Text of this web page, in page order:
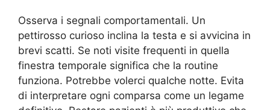
Osserva i segnali comportamentali. Un
pettirosso curioso inclina la testa e si avvicina in
brevi scatti. Se noti visite frequenti in quella
finestra temporale significa che la routine
funziona. Potrebbe volerci qualche notte. Evita
di interpretare ogni comparsa come un legame